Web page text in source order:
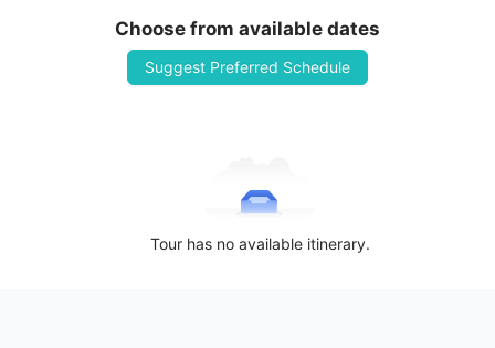
Choose from available dates
Suggest Preferred Schedule
Tour has no available itinerary.